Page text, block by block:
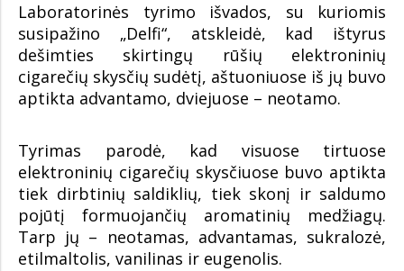
Laboratorinės tyrimo išvados, su kuriomis
susipažino „Delfi“, atskleidė, kad ištyrus
dešimties skirtingų rūšių elektroninių
cigarečių skysčių sudėtį, aštuoniuose iš jų buvo
aptikta advantamo, dviejuose – neotamo.
Tyrimas parodė, kad visuose tirtuose
elektroninių cigarečių skysčiuose buvo aptikta
tiek dirbtinių saldiklių, tiek skonį ir saldumo
pojūtį formuojančių aromatinių medžiagų.
Tarp jų – neotamas, advantamas, sukralozė,
etilmaltolis, vanilinas ir eugenolis.